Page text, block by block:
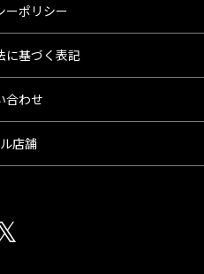
ーポリシー
に基づく表記
合わせ
店舗